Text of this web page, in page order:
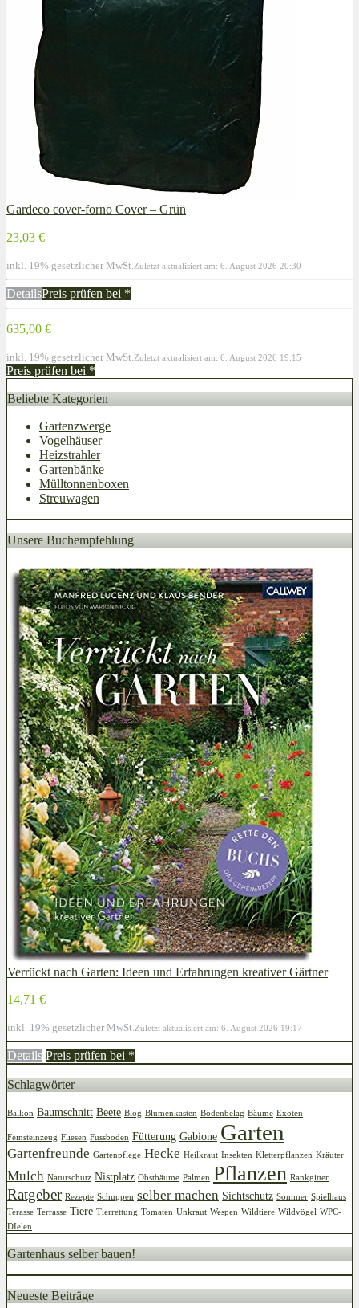
Gardeco cover-forno Cover – Grün
23,03 €
inkl. 19% gesetzlicher MwSt. Zuletzt aktualisiert am: 6. August 2026 20:30
DetailsPreis prüfen bei *
635,00 €
inkl. 19% gesetzlicher MwSt. Zuletzt aktualisiert am: 6. August 2026 19:15
Preis prüfen bei *
Beliebte Kategorien
Gartenzwerge
Vogelhäuser
Heizstrahler
Gartenbänke
Mülltonnenboxen
Streuwagen
Unsere Buchempfehlung
Verrückt nach Garten: Ideen und Erfahrungen kreativer Gärtner
14,71 €
inkl. 19% gesetzlicher MwSt. Zuletzt aktualisiert am: 6. August 2026 19:17
Details Preis prüfen bei *
Schlagwörter
Balkon Baumschnitt Beete Blog Blumenkasten Bodenbelag Bäume Exoten
Feinsteinzeug Fliesen Fussboden Fütterung Gabione Garten
Gartenfreunde Gartenpflege Hecke Heilkraut Insekten Kletterpflanzen Kräuter
Mulch Naturschutz Nistplatz Obstbäume Palmen Pflanzen Rankgitter
Ratgeber Rezepte Schuppen selber machen Sichtschutz Sommer Spielhaus
Terasse Terrasse Tiere Tierrettung Tomaten Unkraut Wespen Wildtiere Wildvögel WPC-
DIelen
Gartenhaus selber bauen!
Neueste Beiträge